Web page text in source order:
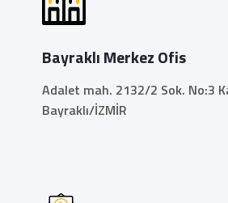
Bayraklı Merkez Ofis
Adalet mah. 2132/2 Sok. No:3
Bayraklı/İZMİR